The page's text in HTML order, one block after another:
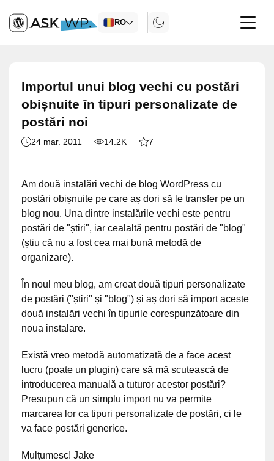
RO
Importul unui blog vechi cu postări
obișnuite în tipuri personalizate de
postări noi
24 mar. 2011 14.2K 7
Am două instalări vechi de blog WordPress cu
postări obișnuite pe care aș dori să le transfer pe un
blog nou. Una dintre instalările vechi este pentru
postări de "știri", iar cealaltă pentru postări de "blog"
(știu că nu a fost cea mai bună metodă de
organizare).
În noul meu blog, am creat două tipuri personalizate
de postări ("știri" și "blog") și aș dori să import aceste
două instalări vechi în tipurile corespunzătoare din
noua instalare.
Există vreo metodă automatizată de a face acest
lucru (poate un plugin) care să mă scutească de
introducerea manuală a tuturor acestor postări?
Presupun că un simplu import nu va permite
marcarea lor ca tipuri personalizate de postări, ci le
va face postări generice.
Mulțumesc! Jake